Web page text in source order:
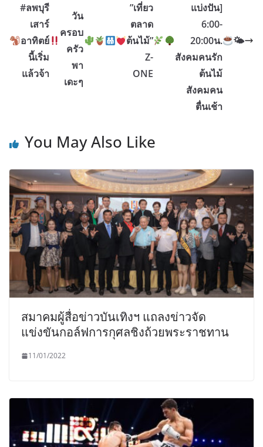
#ลพบุรี
เสาร์
อาทิตย์
นี้เริ่ม
แล้วจ้า
วัน
ครอบ
ครัว
พา
เดะๆ
”เที่ยว
ตลาด
ต้นไม้”
Z-
ONE
แบ่งปัน]
6:00-
20:00น.
สังคมคนรัก
ต้นไม้
สังคมคน
ตื่นเช้า
🌤
You May Also Like
สมาคมผู้สื่อข่าวบันเทิงฯ แถลงข่าวจัด
แข่งขันกอล์ฟการกุศลชิงถ้วยพระราชทาน
11/01/2022